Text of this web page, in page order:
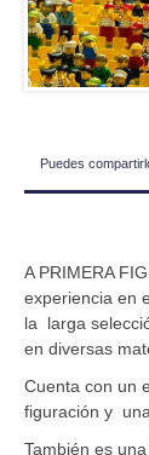
Puedes
A PRIMERA
experiencia en
la larga
en diversas
Cuenta con un
figuración y
También es